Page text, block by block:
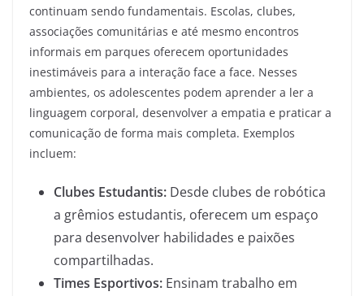
continuam sendo fundamentais. Escolas, clubes,
associações comunitárias e até mesmo encontros
informais em parques oferecem oportunidades
inestimáveis para a interação face a face. Nesses
ambientes, os adolescentes podem aprender a ler a
linguagem corporal, desenvolver a empatia e praticar a
comunicação de forma mais completa. Exemplos
incluem:
Clubes Estudantis: Desde clubes de robótica
a grêmios estudantis, oferecem um espaço
para desenvolver habilidades e paixões
compartilhadas.
Times Esportivos: Ensinam trabalho em